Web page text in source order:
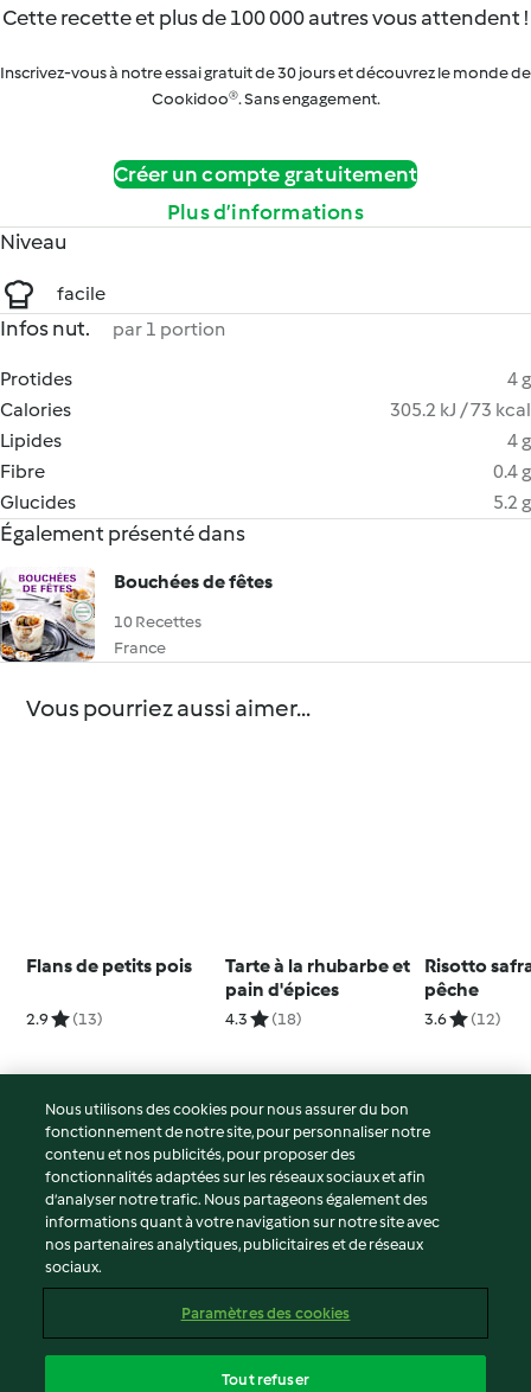
Cette recette et plus de 100 000 autres vous attendent !
Inscrivez-vous à notre essai gratuit de 30 jours et découvrez le monde de
Cookidoo®. Sans engagement.
Créer un compte gratuitement
Plus d’informations
Niveau
facile
Infos nut. par 1 portion
Protides
4 g
Calories
305.2 kJ / 73 kcal
Lipides
4 g
Fibre
0.4 g
Glucides
5.2 g
Également présenté dans
Bouchées de fêtes
10 Recettes
France
Vous pourriez aussi aimer...
Flans de petits pois
2.9 (13)
Tarte à la rhubarbe et
pain d'épices
4.3 (18)
Risotto
pêche
3.6 (12)
© Copyright 2026
Conditions d'utilisation
Politique de confidentialité
Non-responsabilité
Mentions légales
Contenu du rapport
Nous utilisons des cookies pour nous assurer du bon
fonctionnement de notre site, pour personnaliser notre
contenu et nos publicités, pour proposer des
fonctionnalités adaptées sur les réseaux sociaux et afin
d’analyser notre trafic. Nous partageons également des
informations quant à votre navigation sur notre site avec
nos partenaires analytiques, publicitaires et de réseaux
sociaux.
Paramètres des cookies
Tout refuser